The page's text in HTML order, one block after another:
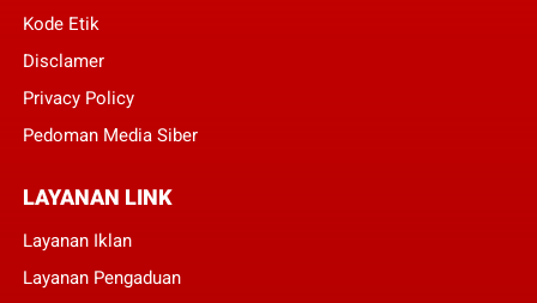
Kode Etik
Disclamer
Privacy Policy
Pedoman Media Siber
LAYANAN LINK
Layanan Iklan
Layanan Pengaduan